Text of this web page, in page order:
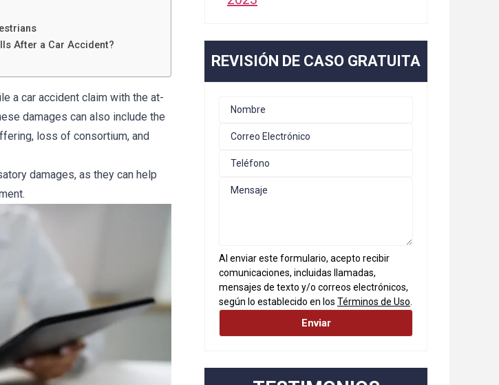
After a Car Accident?
a car accident claim with the at-
damages can also include the
loss of consortium, and
damages, as they can help
REVISIÓN DE CASO GRATUITA
Al enviar este formulario, acepto recibir
comunicaciones, incluidas llamadas,
mensajes de texto y/o correos electrónicos,
según lo establecido en los Términos de Uso